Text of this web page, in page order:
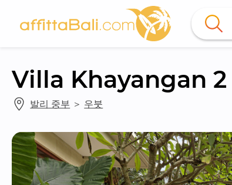
Villa Khayangan 2
발리 중부 ＞ 우붓